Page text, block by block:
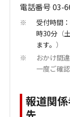
電話番号 03-
※
受付時間
時30分 （
ます。 ）
※
おかけ間
一度ご確
報道関